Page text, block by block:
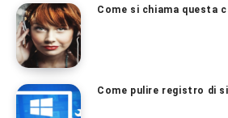
Come si chiama questa
Come pulire registro di